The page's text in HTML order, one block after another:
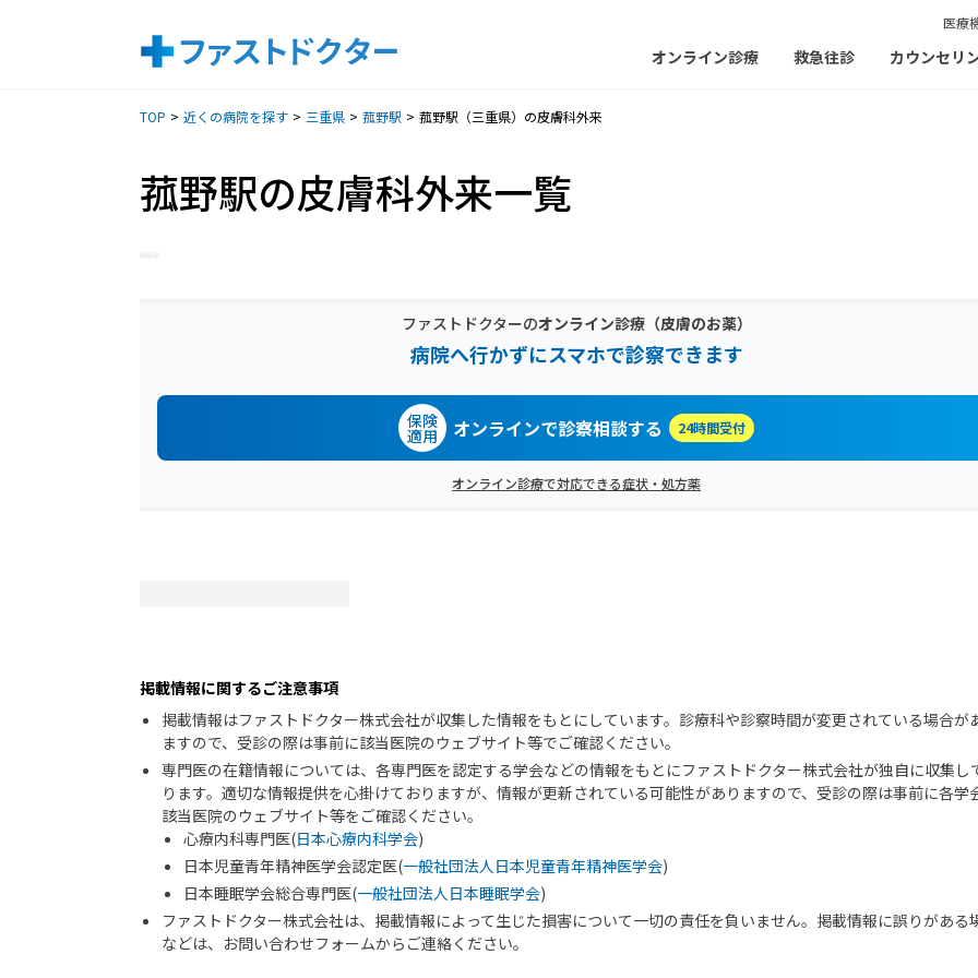
医療
オンライン診療 救急往診 カウンセリ
TOP 近くの病院を探す 三重県 菰野駅 菰野駅（三重県）の皮膚科外来
菰野駅の皮膚科外来一覧
ファストドクターのオンライン診療（皮膚のお薬）
病院へ行かずにスマホで診察できます
保険
適用 オンラインで診察相談する 24時間受付
オンライン診療で対応できる症状・処方薬
掲載情報に関するご注意事項
掲載情報はファストドクター株式会社が収集した情報をもとにしています。診療科や診察時間が変更されている場合が
ますので、受診の際は事前に該当医院のウェブサイト等でご確認ください。
専門医の在籍情報については、各専門医を認定する学会などの情報をもとにファストドクター株式会社が独自に収集し
ります。適切な情報提供を心掛けておりますが、情報が更新されている可能性がありますので、受診の際は事前に各学
該当医院のウェブサイト等をご確認ください。
心療内科専門医(日本心療内科学会)
日本児童青年精神医学会認定医(一般社団法人日本児童青年精神医学会)
日本睡眠学会総合専門医(一般社団法人日本睡眠学会)
ファストドクター株式会社は、掲載情報によって生じた損害について一切の責任を負いません。掲載情報に誤りがある
などは、お問い合わせフォームからご連絡ください。